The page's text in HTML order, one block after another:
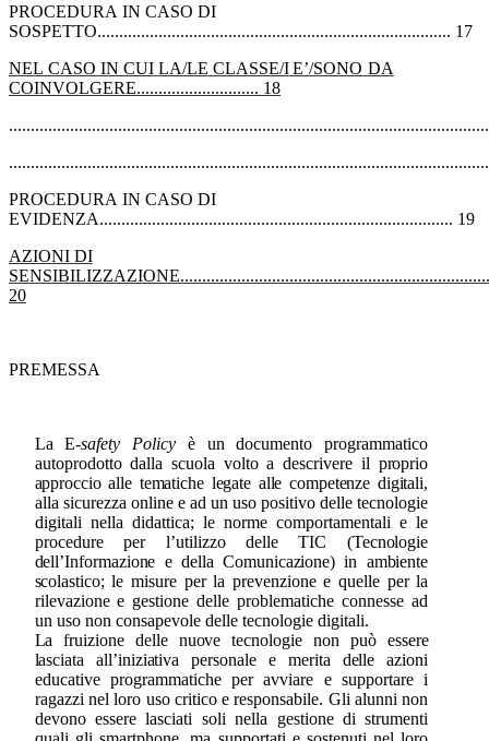
PROCEDURA IN CASO DI
SOSPETTO................................................................................. 17
NEL CASO IN CUI LA/LE CLASSE/I E’/SONO DA
COINVOLGERE............................ 18
PROCEDURA IN CASO DI
EVIDENZA................................................................................. 19
AZIONI DI
SENSIBILIZZAZIONE
20
PREMESSA
La E-safety Policy è un documento programmatico
autoprodotto dalla scuola volto a descrivere il proprio
approccio alle tematiche legate alle competenze digitali,
alla sicurezza online e ad un uso positivo delle tecnologie
digitali nella didattica; le norme comportamentali e le
procedure
per
l’utilizzo delle TIC (Tecnologie
dell’Informazione e della Comunicazione) in ambiente
scolastico;le misure per la prevenzione e quelle per la
rilevazione e gestione delle problematiche connesse ad
un uso non consapevole delle tecnologie digitali.
Lafruizione delle nuove tecnologie non può essere
lasciata all’iniziativa personale e merita delle azioni
educative programmatiche per avviare e supportare i
ragazzi nel loro uso critico e responsabile. Gli alunni non
devono essere lasciati soli nella gestione di strumenti